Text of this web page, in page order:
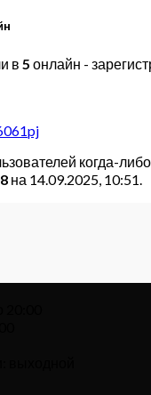
в 5 онлайн -
когда-
на 14.09.2025, 10:51.